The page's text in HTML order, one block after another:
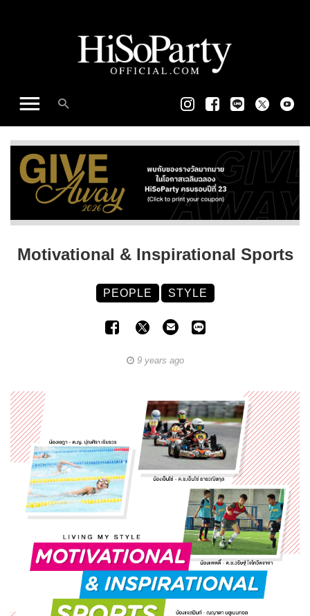
Motivational & Inspirational Sports
PEOPLE STYLE
9 years ago